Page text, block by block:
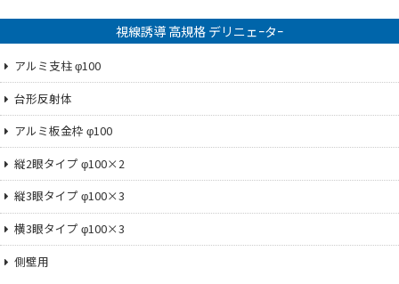
視線誘導 高規格 デリニェｰタｰ
アルミ支柱 φ100
台形反射体
アルミ板金枠 φ100
縦2眼タイプ φ100×2
縦3眼タイプ φ100×3
横3眼タイプ φ100×3
側壁用